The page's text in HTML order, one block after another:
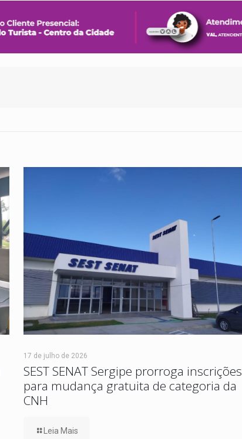
17 de julho de 2026
SEST SENAT Sergipe prorroga inscrições
para mudança gratuita de categoria da
CNH
Leia Mais